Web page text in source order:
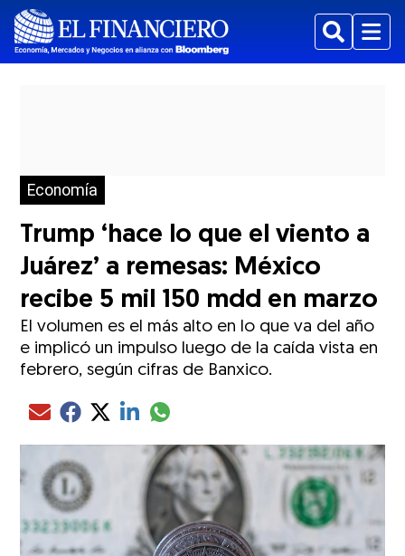
BuscarMenu
Economía
Trump ‘hace lo que el viento a
Juárez’ a remesas: México
recibe 5 mil 150 mdd en marzo
El volumen es el más alto en lo que va del año
e implicó un impulso luego de la caída vista en
febrero, según cifras de Banxico.
Compartir el artículo actual mediante Email
Compartir el artículo actual mediante Facebook
Compartir el artículo actual mediante Twitter
Compartir el artículo actual mediante LinkedIn
Compartir el artículo actual mediante